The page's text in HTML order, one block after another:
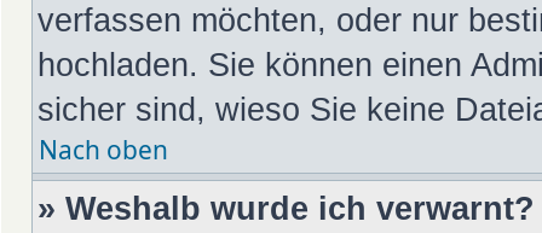
verfassen möchten, oder nur
hochladen. Sie können einen
sicher sind, wieso Sie keine
Nach oben
» Weshalb wurde ich verwarnt?